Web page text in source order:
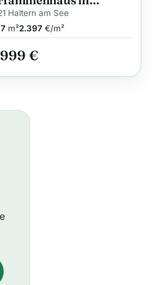
am See – Individuell
nach Ihren
Haltern am See
m²2.397€/m²
€